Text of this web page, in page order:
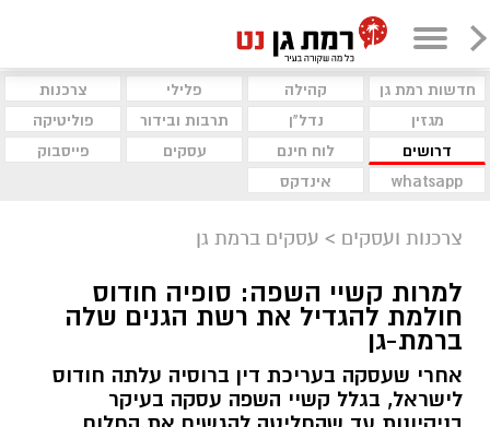
חדשות רמת גן קהילה פלילי
צרכנות
מגזין
נדל"ן תרבות ובידור
פוליטיקה
דרושים
לוח חינם עסקים
פייסבוק
whatsapp
אינדקס
צרכנות ועסקים > עסקים ברמת גן
למרות קשיי השפה: סופיה חודוס
חולמת להגדיל את רשת הגנים שלה
ברמת-גן
אחרי שעסקה בעריכת דין ברוסיה עלתה חודוס
לישראל, בגלל קשיי השפה עסקה בעיקר